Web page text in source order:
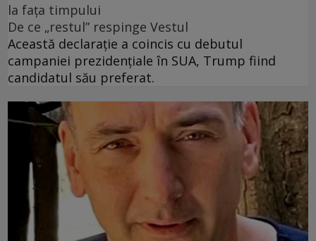
la fața timpului
De ce „restul” respinge Vestul
Această declarație a coincis cu debutul
campaniei prezidențiale în SUA, Trump fiind
candidatul său preferat.